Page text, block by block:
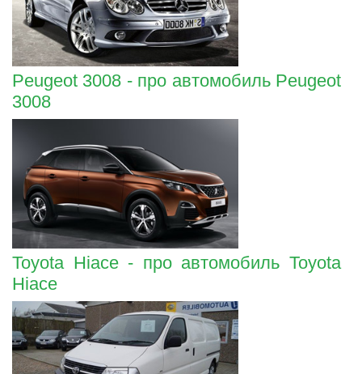
Peugeot 3008 - про автомобиль Peugeot
3008
Toyota Hiace - про автомобиль Toyota
Hiace